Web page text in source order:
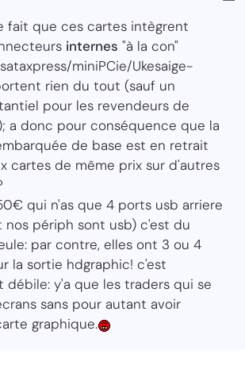
fait que ces cartes intègrent
internes "à la con"
miniPCie/Ukesaige-
rien du tout (sauf un
pour les revendeurs de
a donc pour conséquence que la
de base est en retrait
cartes de même prix sur d'autres
qui n'as que 4 ports usb arriere
nos périph sont usb) c'est du
par contre, elles ont 3 ou 4
la sortie hdgraphic! c'est
y'a que les traders qui se
sans pour autant avoir
graphique.